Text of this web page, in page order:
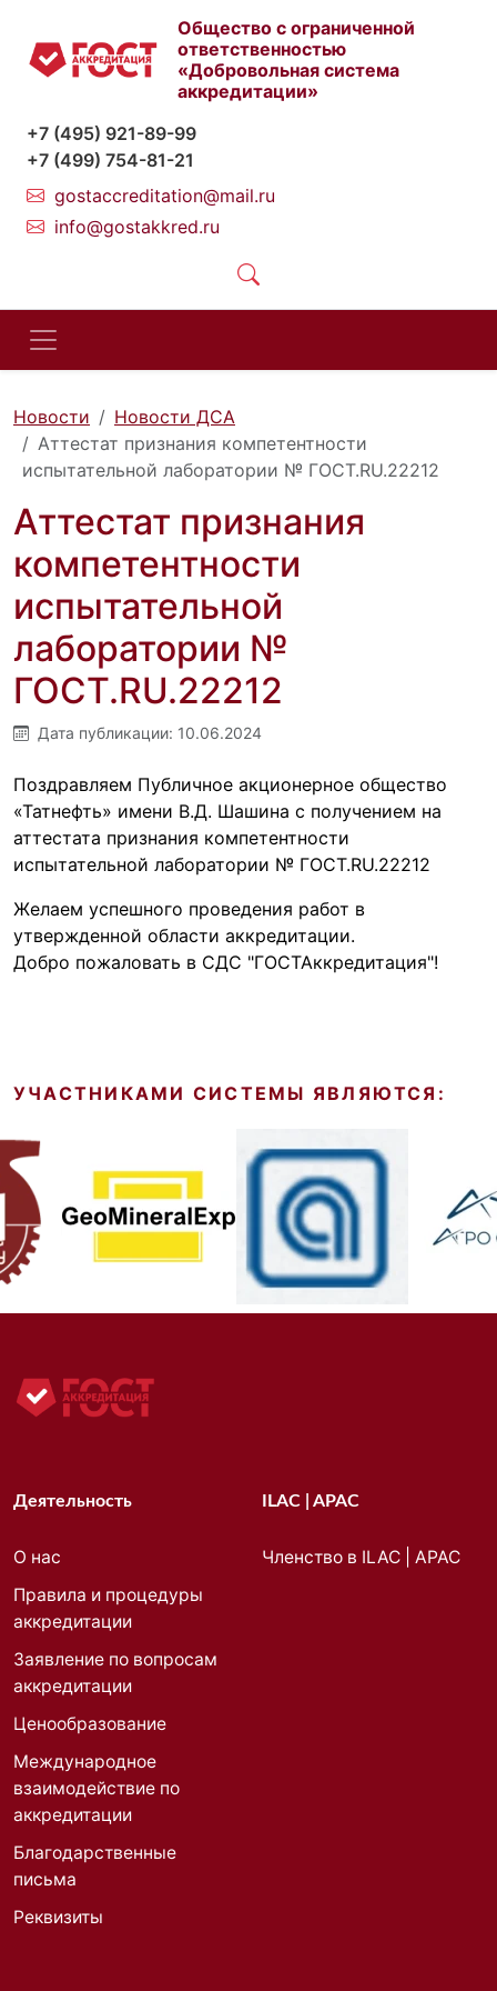
Общество с ограниченной
ответственностью
«Добровольная система
аккредитации»
+7 (495) 921-89-99
+7 (499) 754-81-21
gostaccreditation@mail.ru
info@gostakkred.ru
Новости
Новости ДСА
Аттестат признания компетентности
испытательной лаборатории № ГОСТ.RU.22212
Аттестат признания
компетентности
испытательной
лаборатории №
ГОСТ.RU.22212
Дата публикации: 10.06.2024
Поздравляем Публичное акционерное общество
«Татнефть» имени В.Д. Шашина с получением на
аттестата признания компетентности
испытательной лаборатории № ГОСТ.RU.22212
Желаем успешного проведения работ в
утвержденной области аккредитации.
Добро пожаловать в СДС "ГОСТАккредитация"!
УЧАСТНИКАМИ СИСТЕМЫ ЯВЛЯЮТСЯ:
Деятельность
О нас
Правила и процедуры
аккредитации
Заявление по вопросам
аккредитации
Ценообразование
Международное
взаимодействие по
аккредитации
Благодарственные
письма
Реквизиты
ILAC | APAC
Членство в ILAC | APAC